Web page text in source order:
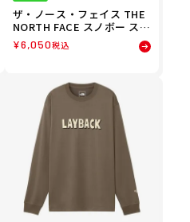
ザ・ノース・フェイス THE
NORTH FACE スノボー スノ
ボ スノーボード ウェア ボト
ムス インナー スパッツ レギ
ジュニア キッズ 子ども 男の
子 女の子 25-26
¥6,050税込